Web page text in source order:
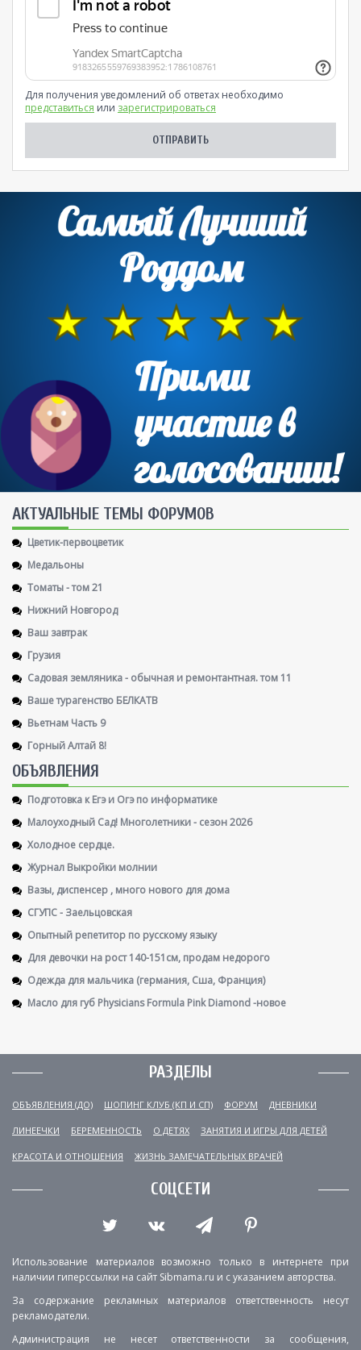
Для получения уведомлений об ответах необходимо
представиться или зарегистрироваться
AКТУАЛЬНЫЕ ТЕМЫ ФОРУМОВ
Цветик-первоцветик
Медальоны
Томаты - том 21
Нижний Новгород
Ваш завтрак
Грузия
Садовая земляника - обычная и ремонтантная. том 11
Ваше турагенство БЕЛКАТВ
Вьетнам Часть 9
Горный Алтай 8!
ОБЪЯВЛЕНИЯ
Подготовка к Егэ и Огэ по информатике
Малоуходный Сад! Многолетники - сезон 2026
Холодное сердце.
Журнал Выкройки молнии
Вазы, диспенсер , много нового для дома
СГУПС - Заельцовская
Опытный репетитор по русскому языку
Для девочки на рост 140-151см, продам недорого
Одежда для мальчика (германия, Сша, Франция)
Масло для губ Physicians Formula Pink Diamond -новое
РАЗДЕЛЫ
ОБЪЯВЛЕНИЯ (ДО) ШОПИНГ КЛУБ (КП И СП) ФОРУМ ДНЕВНИКИ
ЛИНЕЕЧКИ БЕРЕМЕННОСТЬ О ДЕТЯХ ЗАНЯТИЯ И ИГРЫ ДЛЯ ДЕТЕЙ
КРАСОТА И ОТНОШЕНИЯ ЖИЗНЬ ЗАМЕЧАТЕЛЬНЫХ ВРАЧЕЙ
СОЦСЕТИ
Использование материалов возможно только в интернете при
наличии гиперссылки на сайт Sibmama.ru и с указанием авторства.
За содержание рекламных материалов ответственность несут
рекламодатели.
Администрация не несет ответственности за сообщения,